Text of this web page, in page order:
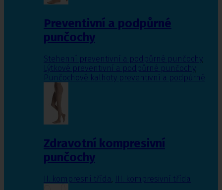
Preventivní a podpůrné
punčochy
Stehenní preventivní a podpůrné punčochy,
Lýtkové preventivní a podpůrné punčochy,
Punčochové kalhoty preventivní a podpůrné
Zdravotní kompresivní
punčochy
II. kompresní třída III. kompresivní třída